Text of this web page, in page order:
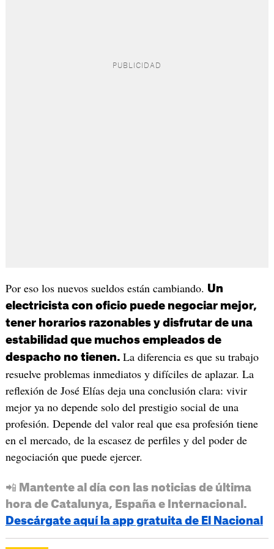
Por eso los nuevos sueldos están cambiando. Un
electricista con oficio puede negociar mejor,
tener horarios razonables y disfrutar de una
estabilidad que muchos empleados de
despacho no tienen. La diferencia es que su trabajo
resuelve problemas inmediatos y difíciles de aplazar. La
reflexión de José Elías deja una conclusión clara: vivir
mejor ya no depende solo del prestigio social de una
profesión. Depende del valor real que esa profesión tiene
en el mercado, de la escasez de perfiles y del poder de
negociación que puede ejercer.
📲 Mantente al día con las noticias de última
hora de Catalunya, España e Internacional.
Descárgate aquí la app gratuita de El Nacional